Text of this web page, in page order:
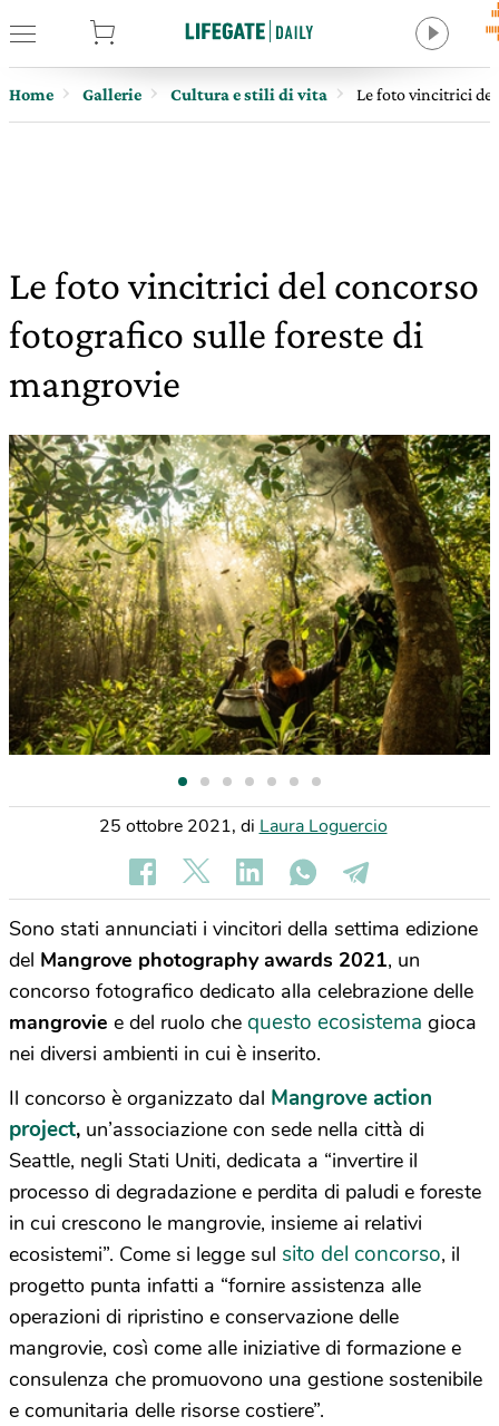
Home Gallerie Cultura e stili di vita Le foto vincitrici
Le foto vincitrici del concorso
fotografico sulle foreste di
mangrovie
25 ottobre 2021, di Laura Loguercio
Sono stati annunciati i vincitori della settima edizione
del Mangrove photography awards 2021, un
concorso fotografico dedicato alla celebrazione delle
mangrovie e del ruolo che questo ecosistema gioca
nei diversi ambienti in cui è inserito.
Il concorso è organizzato dal Mangrove action
project, un’associazione con sede nella città di
Seattle, negli Stati Uniti, dedicata a “invertire il
processo di degradazione e perdita di paludi e foreste
in cui crescono le mangrovie, insieme ai relativi
ecosistemi”. Come si legge sul sito del concorso, il
progetto punta infatti a “fornire assistenza alle
operazioni di ripristino e conservazione delle
mangrovie, così come alle iniziative di formazione e
consulenza che promuovono una gestione sostenibile
e comunitaria delle risorse costiere”.